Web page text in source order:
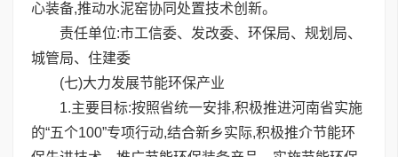
心装备,推动水泥窑协同处置技术创新。
责任单位:市工信委、发改委、环保局、规划局、
城管局、住建委
(七)大力发展节能环保产业
1.主要目标:按照省统一安排,积极推进河南省实施
的“五个100”专项行动,结合新乡实际,积极推介节能环